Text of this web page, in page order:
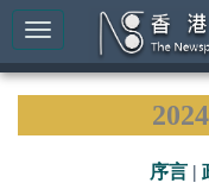
序言 |